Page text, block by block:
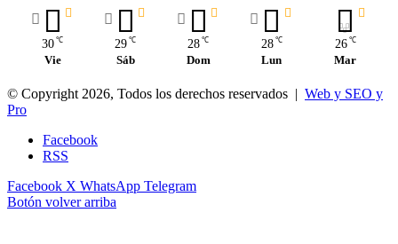
30 ℃
Vie
29 ℃
Sáb
28 ℃
Dom
28 ℃
Lun
26 ℃
Mar
© Copyright 2026, Todos los derechos reservados | Web y SEO y
Pro
Facebook
RSS
Facebook X WhatsApp Telegram
Botón volver arriba